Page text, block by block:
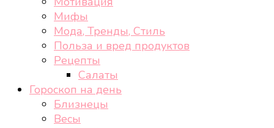
Мифы
Мода, Тренды, Стиль
Польза и вред продуктов
Рецепты
Салаты
Гороскоп на день
Близнецы
Весы